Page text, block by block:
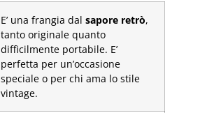
E’ una frangia dal sapore retrò,
tanto originale quanto
difficilmente portabile. E’
perfetta per un’occasione
speciale o per chi ama lo stile
vintage.